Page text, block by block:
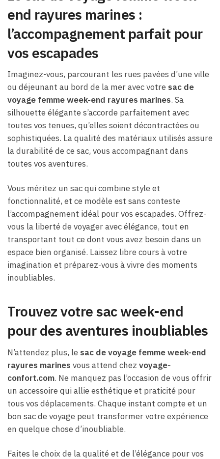
end rayures marines :
l’accompagnement parfait pour
vos escapades
Imaginez-vous, parcourant les rues pavées d’une ville
ou déjeunant au bord de la mer avec votre sac de
voyage femme week-end rayures marines. Sa
silhouette élégante s’accorde parfaitement avec
toutes vos tenues, qu’elles soient décontractées ou
sophistiquées. La qualité des matériaux utilisés assure
la durabilité de ce sac, vous accompagnant dans
toutes vos aventures.
Vous méritez un sac qui combine style et
fonctionnalité, et ce modèle est sans conteste
l’accompagnement idéal pour vos escapades. Offrez-
vous la liberté de voyager avec élégance, tout en
transportant tout ce dont vous avez besoin dans un
espace bien organisé. Laissez libre cours à votre
imagination et préparez-vous à vivre des moments
inoubliables.
Trouvez votre sac week-end
pour des aventures inoubliables
N’attendez plus, le sac de voyage femme week-end
rayures marines vous attend chez voyage-
confort.com. Ne manquez pas l’occasion de vous offrir
un accessoire qui allie esthétique et praticité pour
tous vos déplacements. Chaque instant compte et un
bon sac de voyage peut transformer votre expérience
en quelque chose d’inoubliable.
Faites le choix de la qualité et de l’élégance pour vos